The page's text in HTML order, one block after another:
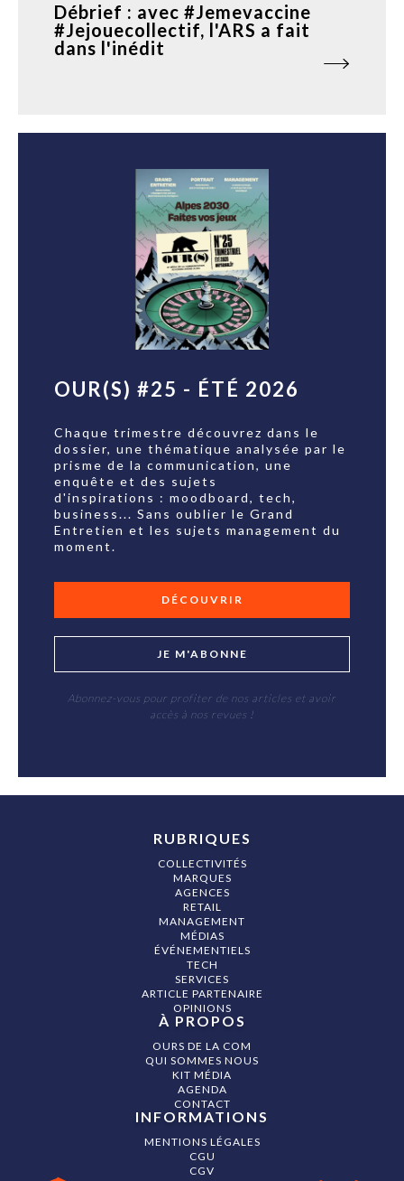
Débrief : avec #Jemevaccine
#Jejouecollectif, l'ARS a fait
dans l'inédit
OUR(S) #25 - ÉTÉ 2026
Chaque trimestre découvrez dans le
dossier, une thématique analysée par le
prisme de la communication, une
enquête et des sujets
d'inspirations : moodboard, tech,
business... Sans oublier le Grand
Entretien et les sujets management du
moment.
DÉCOUVRIR
JE M'ABONNE
Abonnez-vous pour profiter de nos articles et avoir
accès à nos revues !
RUBRIQUES
COLLECTIVITÉS
MARQUES
AGENCES
RETAIL
MANAGEMENT
MÉDIAS
ÉVÉNEMENTIELS
TECH
SERVICES
ARTICLE PARTENAIRE
OPINIONS
À PROPOS
OURS DE LA COM
QUI SOMMES NOUS
KIT MÉDIA
AGENDA
CONTACT
INFORMATIONS
MENTIONS LÉGALES
CGU
CGV